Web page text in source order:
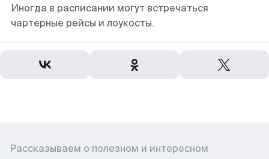
Иногда в расписании могут встречаться
чартерные рейсы и лоукосты.
Рассказываем о полезном и интересном